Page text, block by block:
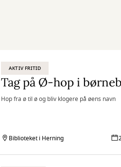
AKTIV FRITID
Tag på Ø-hop i
Hop fra ø til ø og bliv klogere på øens navn
Biblioteket i Herning